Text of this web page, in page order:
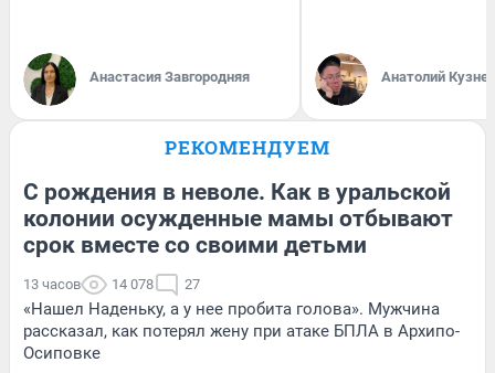
Анастасия Завгородняя Анатолий
РЕКОМЕНДУЕМ
С рождения в неволе. Как в уральской
колонии осужденные мамы отбывают
срок вместе со своими детьми
13 часов 14 078 27
«Нашел Наденьку, а у нее пробита голова». Мужчина
рассказал, как потерял жену при атаке БПЛА в Архипо-
Осиповке